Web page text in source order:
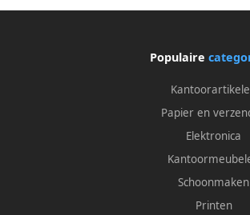
Populaire
Papier en
Elektronica
Schoonmaken
Printen